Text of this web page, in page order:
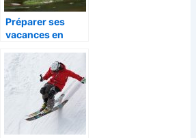
Préparer ses
vacances en
été.